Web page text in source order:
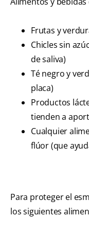
Frutas y
Chicles sin
de saliva)
Té negro y
placa)
Productos
tienden a
Cualquier
flúor (que
Para proteger el
los siguientes